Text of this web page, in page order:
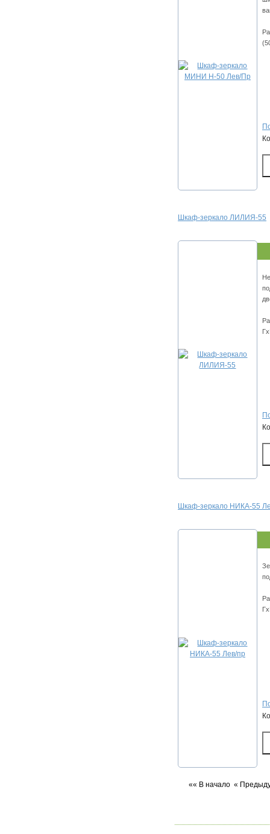
Шкаф-зеркало ЛИЛИЯ-55
Шкаф-зеркало НИКА-55
«« В начало «